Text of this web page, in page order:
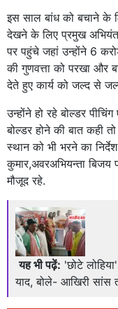
इस साल बांध को बचाने के
देखने के लिए प्रमुख
पर पहुंचे जहां उन्होंने 6
की गुणवत्ता को परखा और
देते हुए कार्य को जल्द से
उन्होंने हो रहे बोल्डर
बोल्डर होने की बात कही
स्थान को भी भरने का
कुमार,अवरअभियन्ता बिजय
मौजूद रहे.
यह भी पढ़ें: 'छोटे
याद, बोले- आखिरी सांस